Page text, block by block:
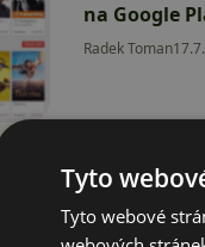
na Google
Radek Toman
Online
Google
David Trlica
Tyto
Tyto webové